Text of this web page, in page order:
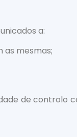
a:
mesmas;
de controlo